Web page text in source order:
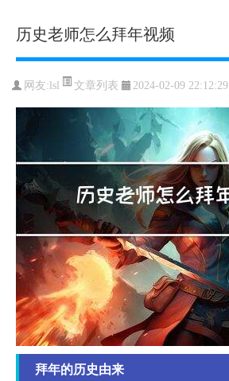
历史老师怎么拜年视频
网友: lsl 文章列表 2024-02-09 22:12:29
拜年的历史由来